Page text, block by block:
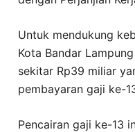
Untuk mendukung
Kota Bandar
sekitar Rp39 miliar
pembayaran gaji ke-
Pencairan gaji ke-13